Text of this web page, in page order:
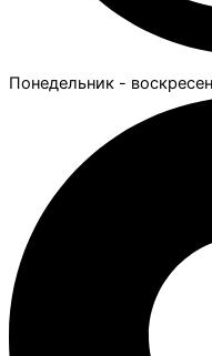
Понедельник -